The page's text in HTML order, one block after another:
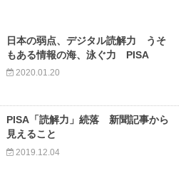
日本の弱点、デジタル読解力 うそ
もある情報の海、泳ぐ力 PISA
2020.01.20
PISA「読解力」続落 新聞記事から
見えること
2019.12.04